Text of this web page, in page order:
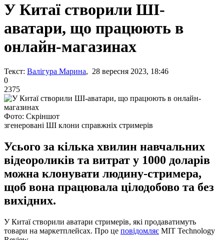
У Китаї створили ШІ-
аватари, що працюють в
онлайн-магазинах
Текст: Валігура Марина, 28 вересня 2023, 18:46
0
2375
Фото: Скріншот
згенеровані ШІ клони справжніх стримерів
Усього за кілька хвилин навчальних
відеороликів та витрат у 1000 доларів
можна клонувати людину-стримера,
щоб вона працювала цілодобово та без
вихідних.
У Китаї створили аватари стримерів, які продаватимуть
товари на маркетплейсах. Про це повідомляє MIT Technology